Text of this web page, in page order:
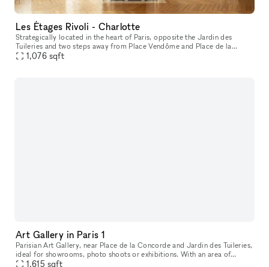
Les Étages Rivoli - Charlotte
Strategically located in the heart of Paris, opposite the Jardin des
Tuileries and two steps away from Place Vendôme and Place de la
Concorde, the showroom features the charm of a cozy Parisian appar
1,076 sqft
Art Gallery in Paris 1
Parisian Art Gallery, near Place de la Concorde and Jardin des Tuileries,
ideal for showrooms, photo shoots or exhibitions. With an area of
150m².
1,615 sqft